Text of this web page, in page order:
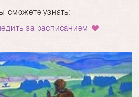
сможете узнать:
за расписанием